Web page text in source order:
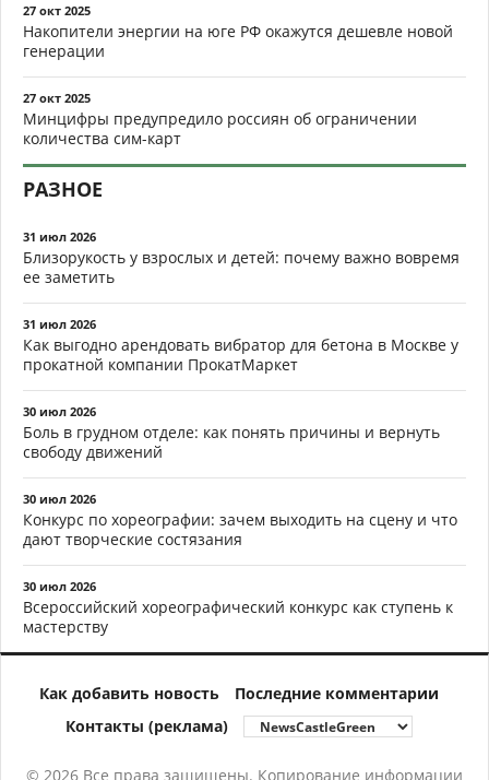
27 окт 2025
Накопители энергии на юге РФ окажутся дешевле новой
генерации
27 окт 2025
Минцифры предупредило россиян об ограничении
количества сим-карт
РАЗНОЕ
31 июл 2026
Близорукость у взрослых и детей: почему важно вовремя
ее заметить
31 июл 2026
Как выгодно арендовать вибратор для бетона в Москве у
прокатной компании ПрокатМаркет
30 июл 2026
Боль в грудном отделе: как понять причины и вернуть
свободу движений
30 июл 2026
Конкурс по хореографии: зачем выходить на сцену и что
дают творческие состязания
30 июл 2026
Всероссийский хореографический конкурс как ступень к
мастерству
Как добавить новость
Последние комментарии
Контакты (реклама)
© 2026 Все права защищены. Копирование информации